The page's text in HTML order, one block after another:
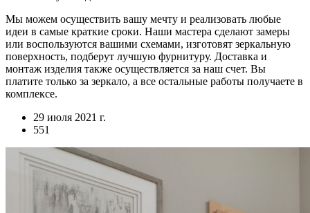
Мы можем осуществить вашу мечту и реализовать любые
идеи в самые краткие сроки. Наши мастера сделают замеры
или воспользуются вашими схемами, изготовят зеркальную
поверхность, подберут лучшую фурнитуру. Доставка и
монтаж изделия также осуществляется за наш счет. Вы
платите только за зеркало, а все остальные работы получаете в
комплексе.
29 июля 2021 г.
551